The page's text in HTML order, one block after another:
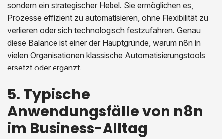
sondern ein strategischer Hebel. Sie ermöglichen es,
Prozesse effizient zu automatisieren, ohne Flexibilität zu
verlieren oder sich technologisch festzufahren. Genau
diese Balance ist einer der Hauptgründe, warum n8n in
vielen Organisationen klassische Automatisierungstools
ersetzt oder ergänzt.
5. Typische
Anwendungsfälle von n8n
im Business-Alltag